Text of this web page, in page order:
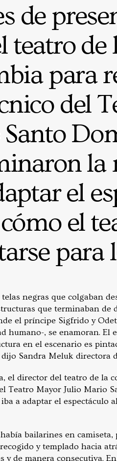
de
teatro
para
del
la
el
el
para
negras que colgaban
que terminaban de
el príncipe Sigfrido y
humano-, se enamoran. El
en el escenario es
Sandra Meluk directora
el director del teatro de la
Teatro Mayor Julio Mario
a adaptar el espectáculo
bailarines en camiseta,
y templado hacia
y de manera consecutiva.